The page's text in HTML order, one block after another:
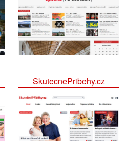
SkutecnePribehy.cz